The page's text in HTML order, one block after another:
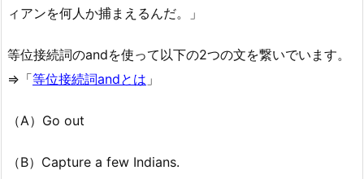
ィアンを何人か捕まえるんだ。」
等位接続詞のandを使って以下の2つの文を繋いでいます。
⇒「等位接続詞andとは 」
（A）Go out
（B）Capture a few Indians.